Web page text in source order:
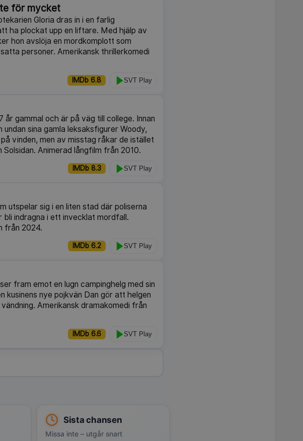
för mycket
Gloria dras in i en farlig
ha plockat upp en liftare. Med hjälp av
hon avslöja en mordkomplott som
personer. Amerikansk thrillerkomedi
IMDb 6.8 SVT Play
år gammal och är på väg till college. Innan
undan sina gamla leksaksfigurer Woody,
vinden, men av misstag råkar de istället
Solsidan. Animerad långfilm från 2010.
IMDb 8.3 SVT Play
utspelar sig i en liten stad där poliserna
bli indragna i ett invecklat mordfall.
från 2024.
IMDb 6.2 SVT Play
fram emot en lugn campinghelg med sin
kusinens nye pojkvän Dan gör att helgen
Amerikansk dramakomedi från
IMDb 6.6 SVT Play
Sista chansen
Missa inte – utgår snart